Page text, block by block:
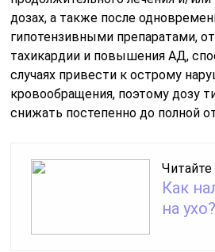
дозах, а также после
гипотензивными препаратами,
тахикардии и повышения АД,
случаях привести к острому
кровообращения, поэтому дозу
снижать постепенно до полной
Как
на ухо?